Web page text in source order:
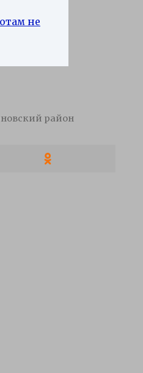
не
район